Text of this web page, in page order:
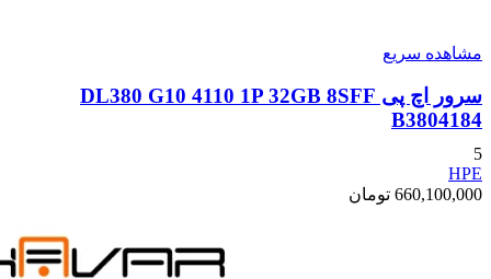
مشاهده سریع
سرور اچ پی DL380 G10 4110 1P 32GB 8SFF
B3804184
5
HPE
660,100,000 تومان